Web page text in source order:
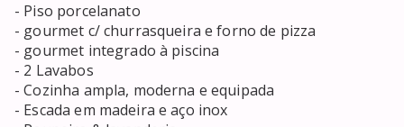
- Piso porcelanato
- gourmet c/ churrasqueira e forno de pizza
- gourmet integrado à piscina
- 2 Lavabos
- Cozinha ampla, moderna e equipada
- Escada em madeira e aço inox